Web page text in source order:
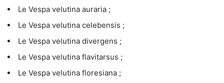
Le Vespa velutina auraria ;
Le Vespa velutina celebensis ;
Le Vespa velutina divergens ;
Le Vespa velutina flavitarsus ;
Le Vespa velutina floresiana ;